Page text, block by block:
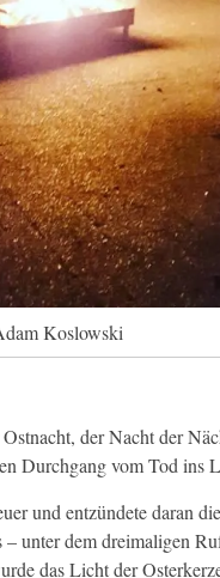
Koslowski
der Nacht der
Durchgang vom Tod ins
und entzündete daran
unter dem dreimaligen
das Licht der